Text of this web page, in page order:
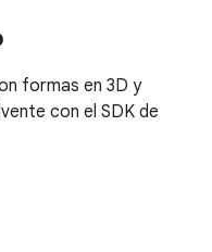
formas en 3D y
con el SDK de